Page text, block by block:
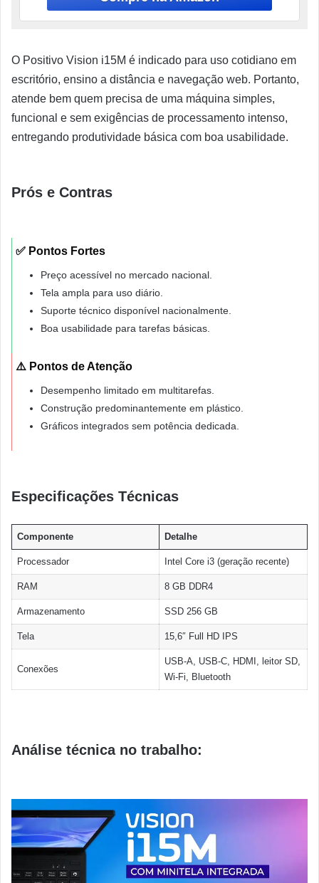
O Positivo Vision i15M é indicado para uso cotidiano em
escritório, ensino a distância e navegação web. Portanto,
atende bem quem precisa de uma máquina simples,
funcional e sem exigências de processamento intenso,
entregando produtividade básica com boa usabilidade.
Prós e Contras
✅ Pontos Fortes
Preço acessível no mercado nacional.
Tela ampla para uso diário.
Suporte técnico disponível nacionalmente.
Boa usabilidade para tarefas básicas.
⚠️ Pontos de Atenção
Desempenho limitado em multitarefas.
Construção predominantemente em plástico.
Gráficos integrados sem potência dedicada.
Especificações Técnicas
Componente Detalhe
Processador Intel Core i3 (geração recente)
RAM 8 GB DDR4
Armazenamento SSD 256 GB
Tela 15,6″ Full HD IPS
Conexões
USB-A, USB-C, HDMI, leitor SD,
Wi-Fi, Bluetooth
Análise técnica no trabalho: